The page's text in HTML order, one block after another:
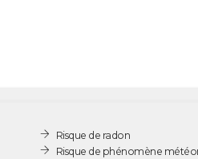
Risque de radon
Risque de phénomène